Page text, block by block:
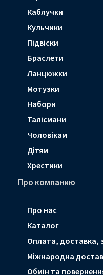
Каблучки
Кульчики
Підвіски
Браслети
Ланцюжки
Мотузки
Набори
Талісмани
Чоловікам
Дітям
Хрестики
Про компанию
Про нас
Каталог
Оплата, доставка,
Мiжнародна
Обмін та